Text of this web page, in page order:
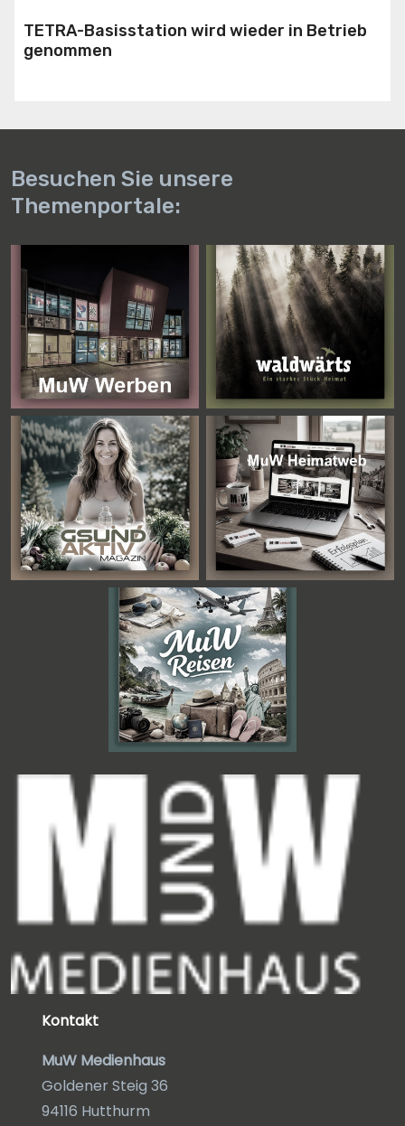
TETRA-Basisstation wird wieder in Betrieb
genommen
Besuchen Sie unsere
Themenportale:
Kontakt
MuW Medienhaus
Goldener Steig 36
94116 Hutthurm